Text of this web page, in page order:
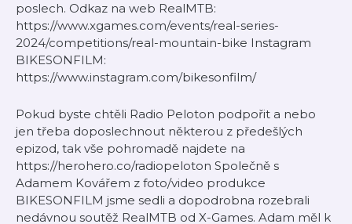
poslech. Odkaz na web RealMTB:
https://www.xgames.com/events/real-series-
2024/competitions/real-mountain-bike Instagram
BIKESONFILM:
https://www.instagram.com/bikesonfilm/
Pokud byste chtěli Radio Peloton podpořit a nebo
jen třeba doposlechnout některou z předešlých
epizod, tak vše pohromadě najdete na
https://herohero.co/radiopeloton Společně s
Adamem Kovářem z foto/video produkce
BIKESONFILM jsme sedli a dopodrobna rozebrali
nedávnou soutěž RealMTB od X-Games. Adam měl k